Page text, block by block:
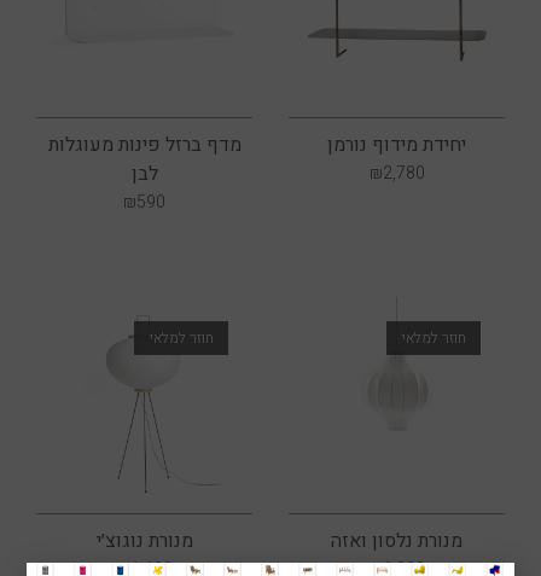
יחידת מידוף נורמן
₪2,780
מדף ברזל פינות מעוגלות
לבן
₪590
מנורת נלסון ואזה
₪1,200
מנורת נוגוצ׳י
₪1,400